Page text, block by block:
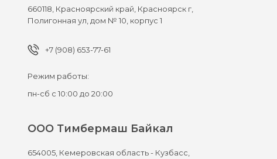
660118, Красноярский край, Красноярск г,
Полигонная ул, дом № 10, корпус 1
+7 (908) 653-77-61
Режим работы:
пн-сб с 10:00 до 20:00
ООО Тимбермаш Байкал
654005, Кемеровская область - Кузбасс,